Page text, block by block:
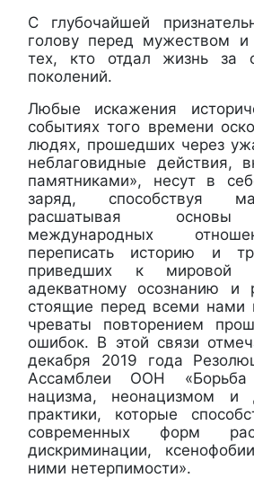
С глубочайшей
голову перед мужеством и
тех, кто отдал жизнь за
поколений.
Любые искажения
событиях того времени
людях, прошедших через
неблаговидные действия,
памятниками», несут в
заряд, способствуя
расшатывая основы
международных
переписать историю и
приведших к мировой
адекватному осознанию и
стоящие перед всеми нами
чреваты повторением
ошибок. В этой связи
декабря 2019 года
Ассамблеи ООН «Борьба
нацизма, неонацизмом и
практики, которые
современных форм
дискриминации,
ними нетерпимости».